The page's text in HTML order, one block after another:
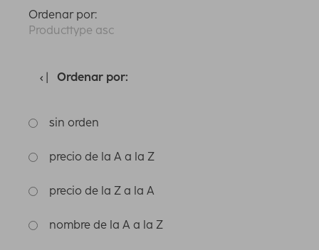
Ordenar por:
Producttype asc
Ordenar por:
sin orden
precio de la A a la Z
precio de la Z a la A
nombre de la A a la Z